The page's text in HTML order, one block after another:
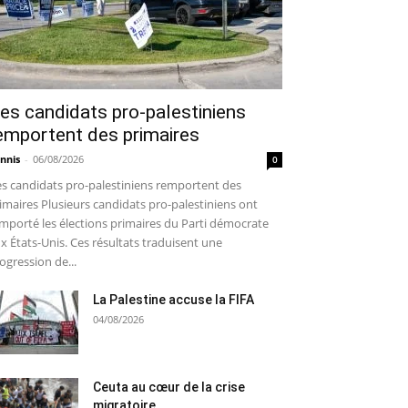
candidats pro-palestiniens
des primaires
- 06/08/2026 0
candidats pro-palestiniens remportent des
Plusieurs candidats pro-palestiniens ont
les élections primaires du Parti démocrate
États-Unis. Ces résultats traduisent une
de...
La Palestine accuse la FIFA
04/08/2026
Ceuta au cœur de la crise